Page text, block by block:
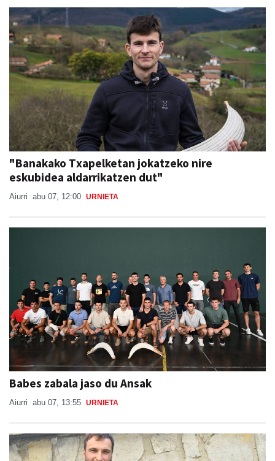
"Banakako Txapelketan jokatzeko nire
eskubidea aldarrikatzen dut"
Aiurri abu 07, 12:00 URNIETA
Babes zabala jaso du Ansak
Aiurri abu 07, 13:55 URNIETA